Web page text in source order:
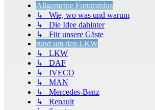
Allgemeine Foruminfos
↳ Wie, wo was und warum
↳ Die Idee dahinter
↳ Für unsere Gäste
rund um den LKW
↳ LKW
↳ DAF
↳ IVECO
↳ MAN
↳ Mercedes-Benz
↳ Renault